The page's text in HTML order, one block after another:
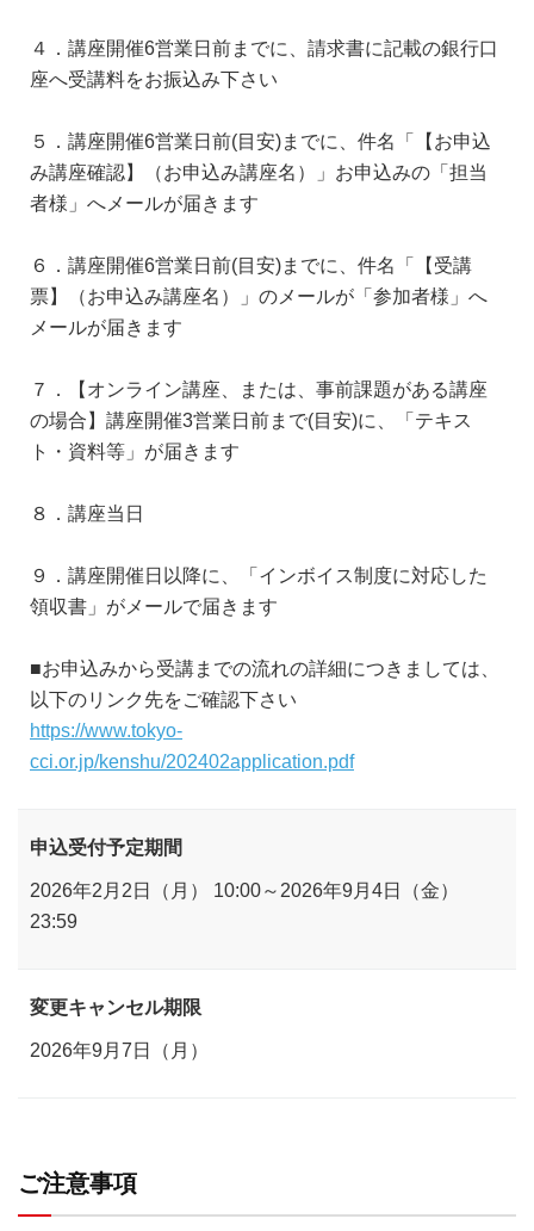
４．講座開催6営業日前までに、請求書に記載の銀行口
座へ受講料をお振込み下さい
５．講座開催6営業日前(目安)までに、件名「【お申込
み講座確認】（お申込み講座名）」お申込みの「担当
者様」へメールが届きます
６．講座開催6営業日前(目安)までに、件名「【受講
票】（お申込み講座名）」のメールが「参加者様」へ
メールが届きます
７．【オンライン講座、または、事前課題がある講座
の場合】講座開催3営業日前まで(目安)に、「テキス
ト・資料等」が届きます
８．講座当日
９．講座開催日以降に、「インボイス制度に対応した
領収書」がメールで届きます
■お申込みから受講までの流れの詳細につきましては、
以下のリンク先をご確認下さい
https://www.tokyo-
cci.or.jp/kenshu/202402application.pdf
申込受付予定期間
2026年2月2日（月） 10:00～2026年9月4日（金）
23:59
変更キャンセル期限
2026年9月7日（月）
ご注意事項